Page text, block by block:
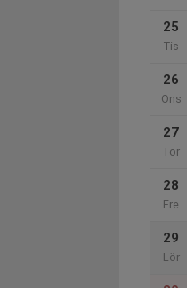
25
Tis
26
Ons
27
Tor
28
Fre
29
Lör